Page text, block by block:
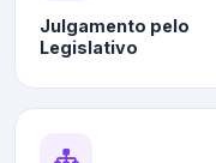
Julgamento pelo
Legislativo